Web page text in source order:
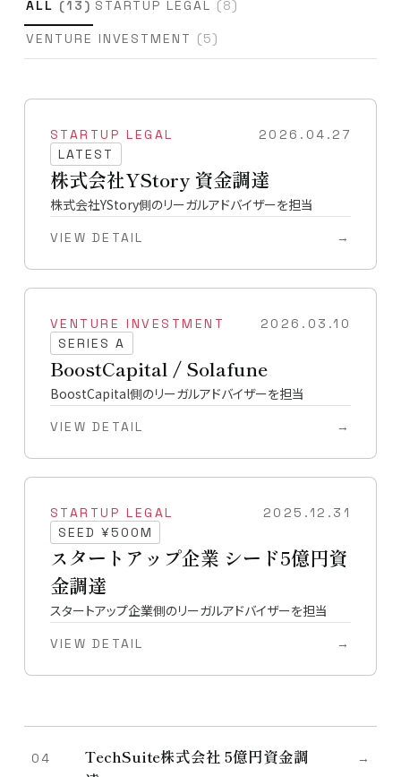
ALL (13 ) STARTUP LEGAL (8)
VENTURE INVESTMENT (5)
STARTUP LEGAL
2026.04.27
LATEST
株式会社YStory 資金調達
株式会社YStory側のリーガルアドバイザーを担当
VIEW DETAIL →
VENTURE INVESTMENT
2026.03.10
SERIES A
BoostCapital / Solafune
BoostCapital側のリーガルアドバイザーを担当
VIEW DETAIL →
STARTUP LEGAL
2025.12.31
SEED ¥500M
スタートアップ企業 シード5億円資
金調達
スタートアップ企業側のリーガルアドバイザーを担当
VIEW DETAIL →
04
TechSuite株式会社 5億円資金調
→